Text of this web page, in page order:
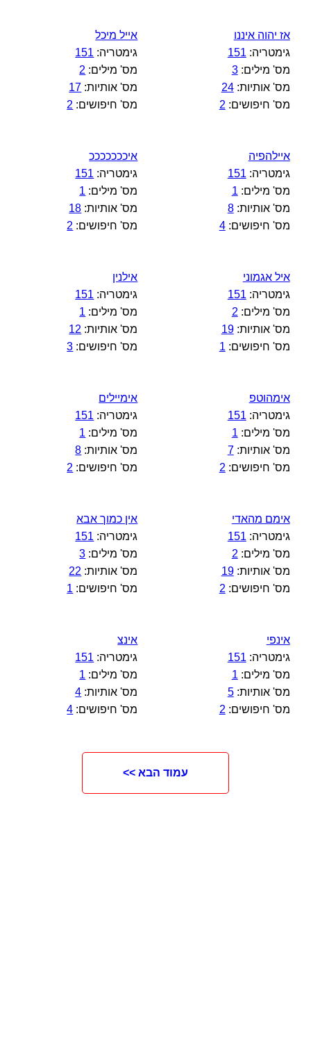
אז יהוה איננו
גימטריה: 151
מס' מילים:3
מס' אותיות:24
מס' חיפושים: 2
אייל מיכל
גימטריה: 151
מס' מילים: 2
מס' אותיות: 17
מס' חיפושים: 2
איילהפיה
גימטריה: 151
מס' מילים: 1
מס' אותיות:8
מס' חיפושים:4
איכככככככ
גימטריה: 151
מס' מילים: 1
מס' אותיות: 18
מס' חיפושים: 2
איל אגמוני
גימטריה: 151
מס' מילים: 2
מס' אותיות:19
מס' חיפושים: 1
אילנין
גימטריה: 151
מס' מילים: 1
מס' אותיות: 12
מס' חיפושים: 3
אימהוטפ
גימטריה: 151
מס' מילים: 1
מס' אותיות:7
מס' חיפושים: 2
אימיילים
גימטריה: 151
מס' מילים: 1
מס' אותיות: 8
מס' חיפושים: 2
אימם מהאדי
גימטריה: 151
מס' מילים: 2
מס' אותיות:19
מס' חיפושים: 2
אין כמוך אבא
גימטריה: 151
מס' מילים: 3
מס' אותיות: 22
מס' חיפושים: 1
אינפי
גימטריה: 151
מס' מילים: 1
מס' אותיות:5
מס' חיפושים: 2
אינצ
גימטריה: 151
מס' מילים: 1
מס' אותיות: 4
מס' חיפושים: 4
עמוד הבא >>